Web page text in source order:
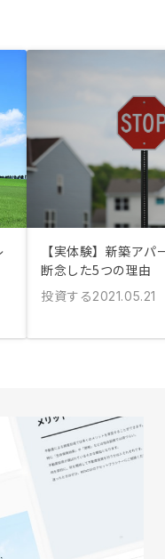
【実体験】新築ア
断念した5つの理由
投資する2021.05.21